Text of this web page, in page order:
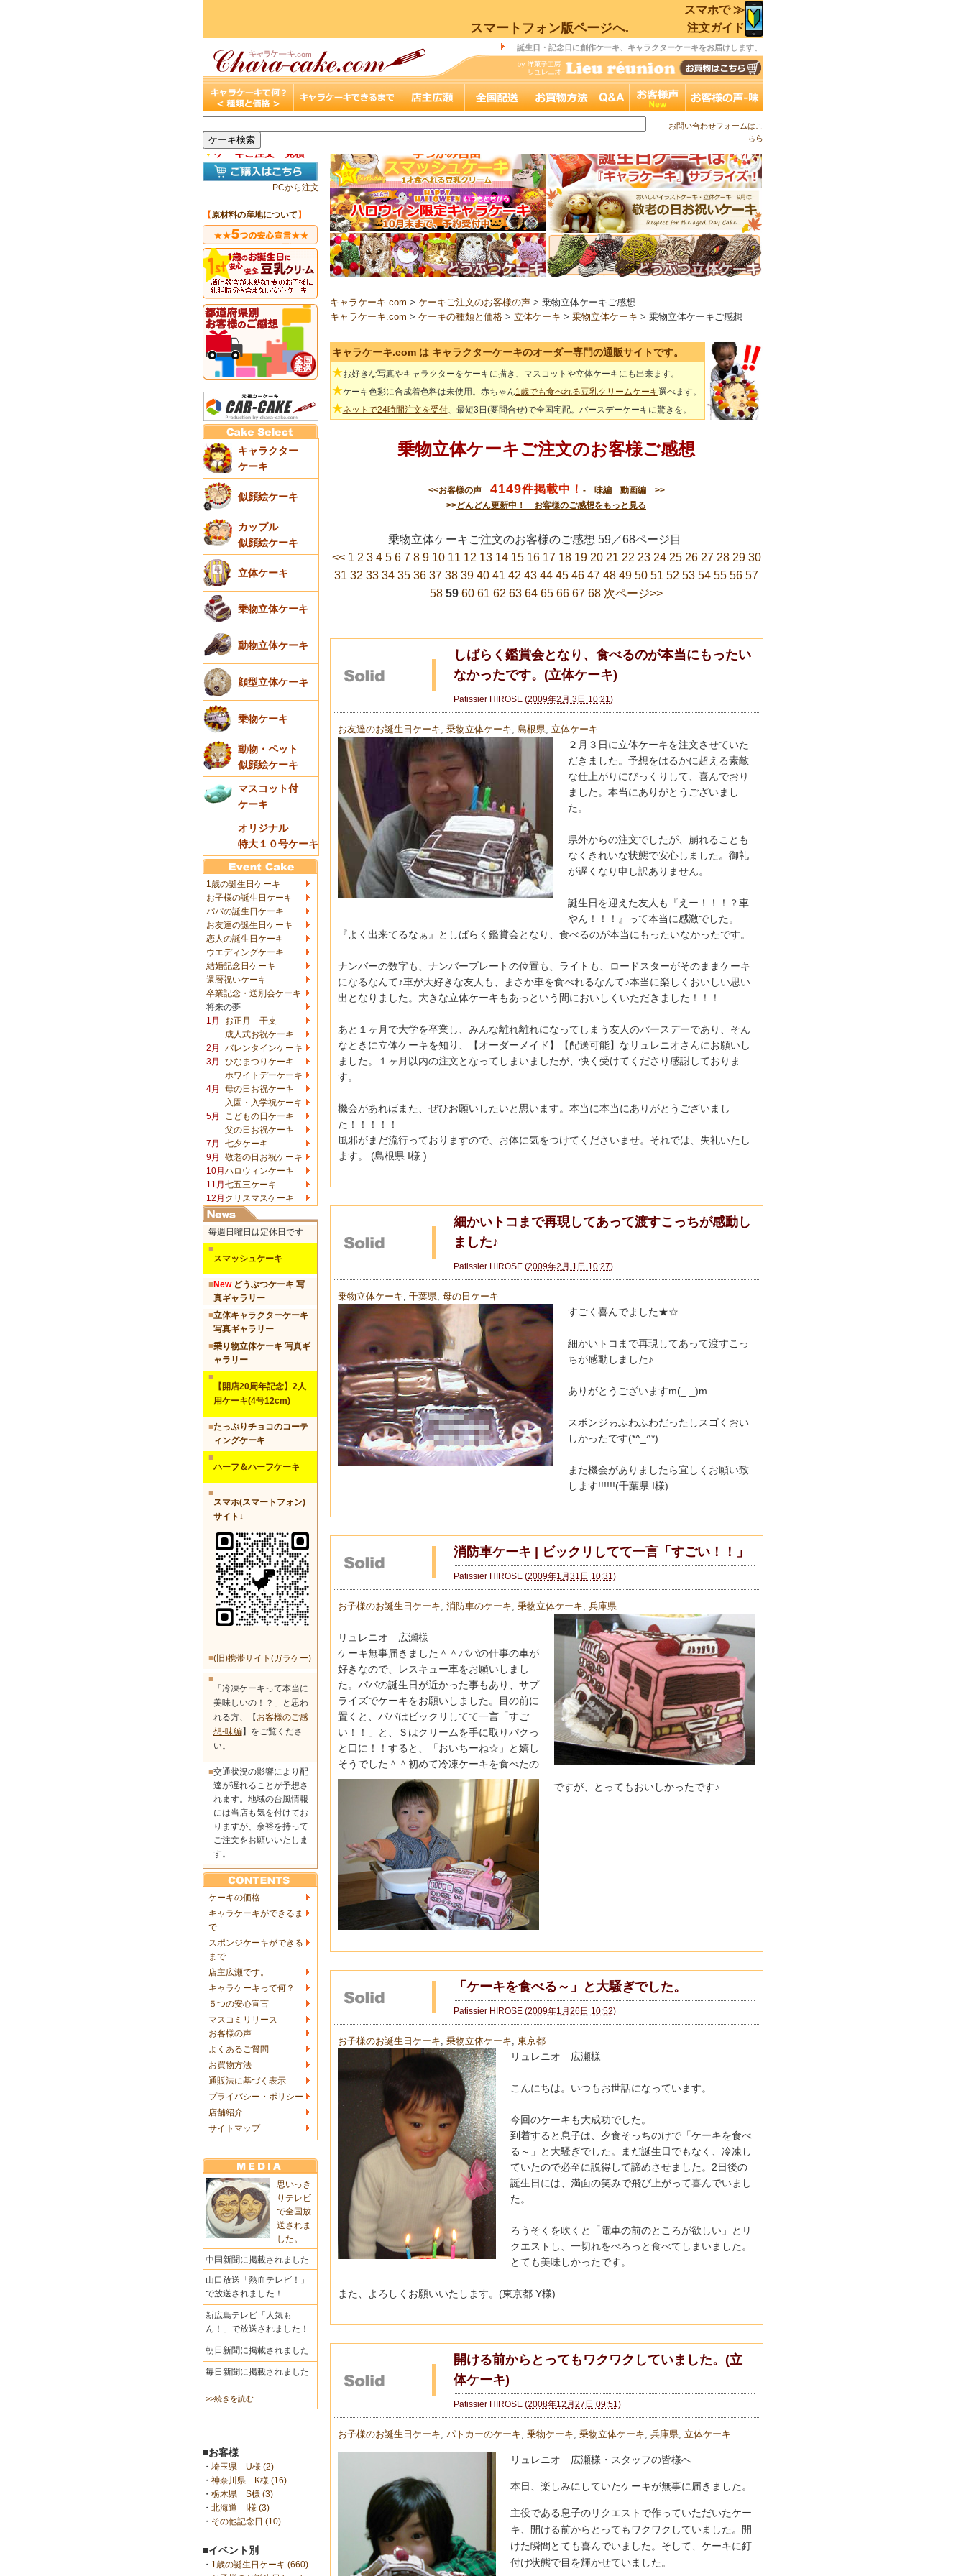
スマートフォン版ページへ.
スマホで ≫
注文ガイド
誕生日・記念日に創作ケーキ、キャラクターケーキをお届けします、
お問い合わせフォームはこ
ちら
▼ケーキご注文・見積
PCから注文
【原材料の産地について 】
キャラクター
ケーキ
似顔絵ケーキ
カップル
似顔絵ケーキ
立体ケーキ
乗物立体ケーキ
動物立体ケーキ
顔型立体ケーキ
乗物ケーキ
動物・ペット
似顔絵ケーキ
マスコット付
ケーキ
オリジナル
特大１０号ケーキ
1歳の誕生日ケーキ
お子様の誕生日ケーキ
パパの誕生日ケーキ
お友達の誕生日ケーキ
恋人の誕生日ケーキ
ウエディングケーキ
結婚記念日ケーキ
還暦祝いケーキ
卒業記念・送別会ケーキ
将来の夢
1月
お正月 干支
成人式お祝ケーキ
2月
バレンタインケーキ
3月
ひなまつりケーキ
ホワイトデーケーキ
4月
母の日お祝ケーキ
入園・入学祝ケーキ
5月
こどもの日ケーキ
父の日お祝ケーキ
7月
七夕ケーキ
9月
敬老の日お祝ケーキ
10月 ハロウィンケーキ
11月 七五三ケーキ
12月 クリスマスケーキ
毎週日曜日は定休日です
■
スマッシュケーキ
■Newどうぶつケーキ 写
真ギャラリー
■立体キャラクターケーキ
写真ギャラリー
■乗り物立体ケーキ 写真ギ
ャラリー
■
【開店20周年記念】2人
用ケーキ(4号12cm)
■たっぷりチョコのコーテ
ィングケーキ
■
ハーフ＆ハーフケーキ
■
スマホ(スマートフォン)
サイト↓
■(旧)携帯サイト(ガラケー)
■
「冷凍ケーキって本当に
美味しいの！？」と思わ
れる方、【 お客様のご感
想-味編】をご覧くださ
い。
■交通状況の影響により配
達が遅れることが予想さ
れます。地域の台風情報
には当店も気を付けてお
りますが、余裕を持って
ご注文をお願いいたしま
す。
ケーキの価格
キャラケーキができるま
で
スポンジケーキができる
まで
店主広瀬です。
キャラケーキって何？
５つの安心宣言
マスコミリリース
お客様の声
よくあるご質問
お買物方法
通販法に基づく表示
プライバシー・ポリシー
店舗紹介
サイトマップ
思いっき
りテレビ
で全国放
送されま
した。
中国新聞に掲載されました
山口放送「熱血テレビ！」
で放送されました！
新広島テレビ「人気も
ん！」で放送されました！
朝日新聞に掲載されました
毎日新聞に掲載されました
>>続きを読む
■お客様
・ 埼玉県 U様 (2)
・ 神奈川県 K様 (16)
・ 栃木県 S様 (3)
・ 北海道 I様 (3)
・ その他記念日 (10)
■イベント別
・ 1歳の誕生日ケーキ (660)
キャラケーキ.com > ケーキご注文のお客様の声> 乗物立体ケーキご感想
キャラケーキ.com > ケーキの種類と価格> 立体ケーキ > 乗物立体ケーキ > 乗物立体ケーキご感想
キャラケーキ.com は キャラクターケーキのオーダー専門の通販サイトです。
★お好きな写真やキャラクターをケーキに描き、マスコットや立体ケーキにも出来ます。
★ケーキ色彩に合成着色料は未使用。赤ちゃん1歳でも食べれる豆乳クリームケーキ選べます。
★ネットで24時間注文を受付、最短3日(要問合せ)で全国宅配。バースデーケーキに驚きを。
乗物立体ケーキご注文のお客様ご感想
<<お客様の声 4149件掲載中！ - 味編 動画編>>
>>どんどん更新中！ お客様のご感想をもっと見る
乗物立体ケーキご注文のお客様のご感想 59／68ページ目
<< 1 2 3 4 5 6 7 8 9 10 11 12 13 14 15 16 17 18 19 20 21 22 23 24 25 26 27 28 29 30
31 32 33 34 35 36 37 38 39 40 41 42 43 44 45 46 47 48 49 50 51 52 53 54 55 56 57
58 59 60 61 62 63 64 65 66 67 68 次ページ>>
しばらく鑑賞会となり、食べるのが本当にもったい
なかったです。(立体ケーキ)
Patissier HIROSE(2009年2月 3日 10:21)
お友達のお誕生日ケーキ 乗物立体ケーキ 島根県, 立体ケーキ
２月３日に立体ケーキを注文させていた
だきました。予想をはるかに超える素敵
な仕上がりにびっくりして、喜んでおり
ました。本当にありがとうございまし
た。
県外からの注文でしたが、崩れることも
なくきれいな状態で安心しました。御礼
が遅くなり申し訳ありません。
誕生日を迎えた友人も『えー！！！？車
やん！！！』って本当に感激でした。
『よく出来てるなぁ』としばらく鑑賞会となり、食べるのが本当にもったいなかったです。
ナンバーの数字も、ナンバープレートの位置も、ライトも、ロードスターがそのままケーキ
になるなんて♪車が大好きな友人も、まさか車を食べれるなんて♪本当に楽しくおいしい思い
出となりました。大きな立体ケーキもあっという間においしくいただきました！！！
あと１ヶ月で大学を卒業し、みんな離れ離れになってしまう友人のバースデーであり、そん
なときに立体ケーキを知り、【オーダーメイド】【配送可能】なリュレニオさんにお願いし
ました。１ヶ月以内の注文となってしまいましたが、快く受けてくださり感謝しておりま
す。
機会があればまた、ぜひお願いしたいと思います。本当に本当にありがとうございまし
た！！！！！
風邪がまだ流行っておりますので、お体に気をつけてくださいませ。それでは、失礼いたし
ます。 (島根県 I様 )
細かいトコまで再現してあって渡すこっちが感動し
ました♪
Patissier HIROSE(2009年2月 1日 10:27)
乗物立体ケーキ 千葉県, 母の日ケーキ
すごく喜んでました★☆
細かいトコまで再現してあって渡すこっ
ちが感動しました♪
ありがとうございますm(_ _)m
スポンジゎふわふわだったしスゴくおい
しかったです(*^_^*)
また機会がありましたら宜しくお願い致
します!!!!!!(千葉県 I様)
消防車ケーキ | ビックリしてて一言「すごい！！」
Patissier HIROSE(2009年1月31日 10:31)
お子様のお誕生日ケーキ 消防車のケーキ 乗物立体ケーキ 兵庫県
リュレニオ 広瀬様
ケーキ無事届きました＾＾パパの仕事の車が
好きなので、レスキュー車をお願いしまし
た。パパの誕生日が近かった事もあり、サプ
ライズでケーキをお願いしました。目の前に
置くと、パパはビックリしてて一言「すご
い！！」と、Ｓはクリームを手に取りパクっ
と口に！！すると、「おいちーね☆」と嬉し
そうでした＾＾初めて冷凍ケーキを食べたの
ですが、とってもおいしかったです♪
「ケーキを食べる～」と大騒ぎでした。
Patissier HIROSE(2009年1月26日 10:52)
お子様のお誕生日ケーキ 乗物立体ケーキ 東京都
リュレニオ 広瀬様
こんにちは。いつもお世話になっています。
今回のケーキも大成功でした。
到着すると息子は、夕食そっちのけで「ケーキを食べ
る～」と大騒ぎでした。まだ誕生日でもなく、冷凍し
ていたので必至に説得して諦めさせました。2日後の
誕生日には、満面の笑みで飛び上がって喜んでいまし
た。
ろうそくを吹くと「電車の前のところが欲しい」とリ
クエストし、一切れをぺろっと食べてしまいました。
とても美味しかったです。
また、よろしくお願いいたします。(東京都 Y様)
開ける前からとってもワクワクしていました。(立
体ケーキ)
Patissier HIROSE(2008年12月27日 09:51)
お子様のお誕生日ケーキ パトカーのケーキ 乗物ケーキ 乗物立体ケーキ 兵庫県, 立体ケーキ
リュレニオ 広瀬様・スタッフの皆様へ
本日、楽しみにしていたケーキが無事に届きました。
主役である息子のリクエストで作っていただいたケー
キ、開ける前からとってもワクワクしていました。開
けた瞬間とても喜んでいました。そして、ケーキに釘
付け状態で目を輝かせていました。